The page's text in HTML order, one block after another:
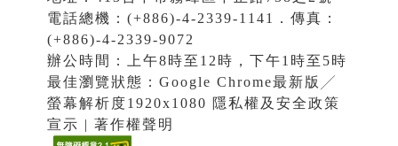
電話總機：(+886)-4-2339-1141．傳真：
(+886)-4-2339-9072
辦公時間：上午8時至12時，下午1時至5時
最佳瀏覽狀態：Google Chrome最新版╱
螢幕解析度1920x1080 隱私權及安全政策
宣示 | 著作權聲明